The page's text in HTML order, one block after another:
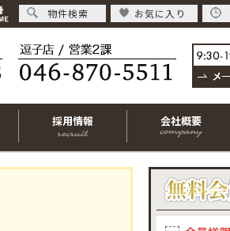
採用情報 会社概要
物件検索 お気に入り